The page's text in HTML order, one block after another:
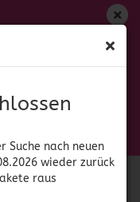
Suche nach neuen
wieder zurück
raus
raus
Drinks